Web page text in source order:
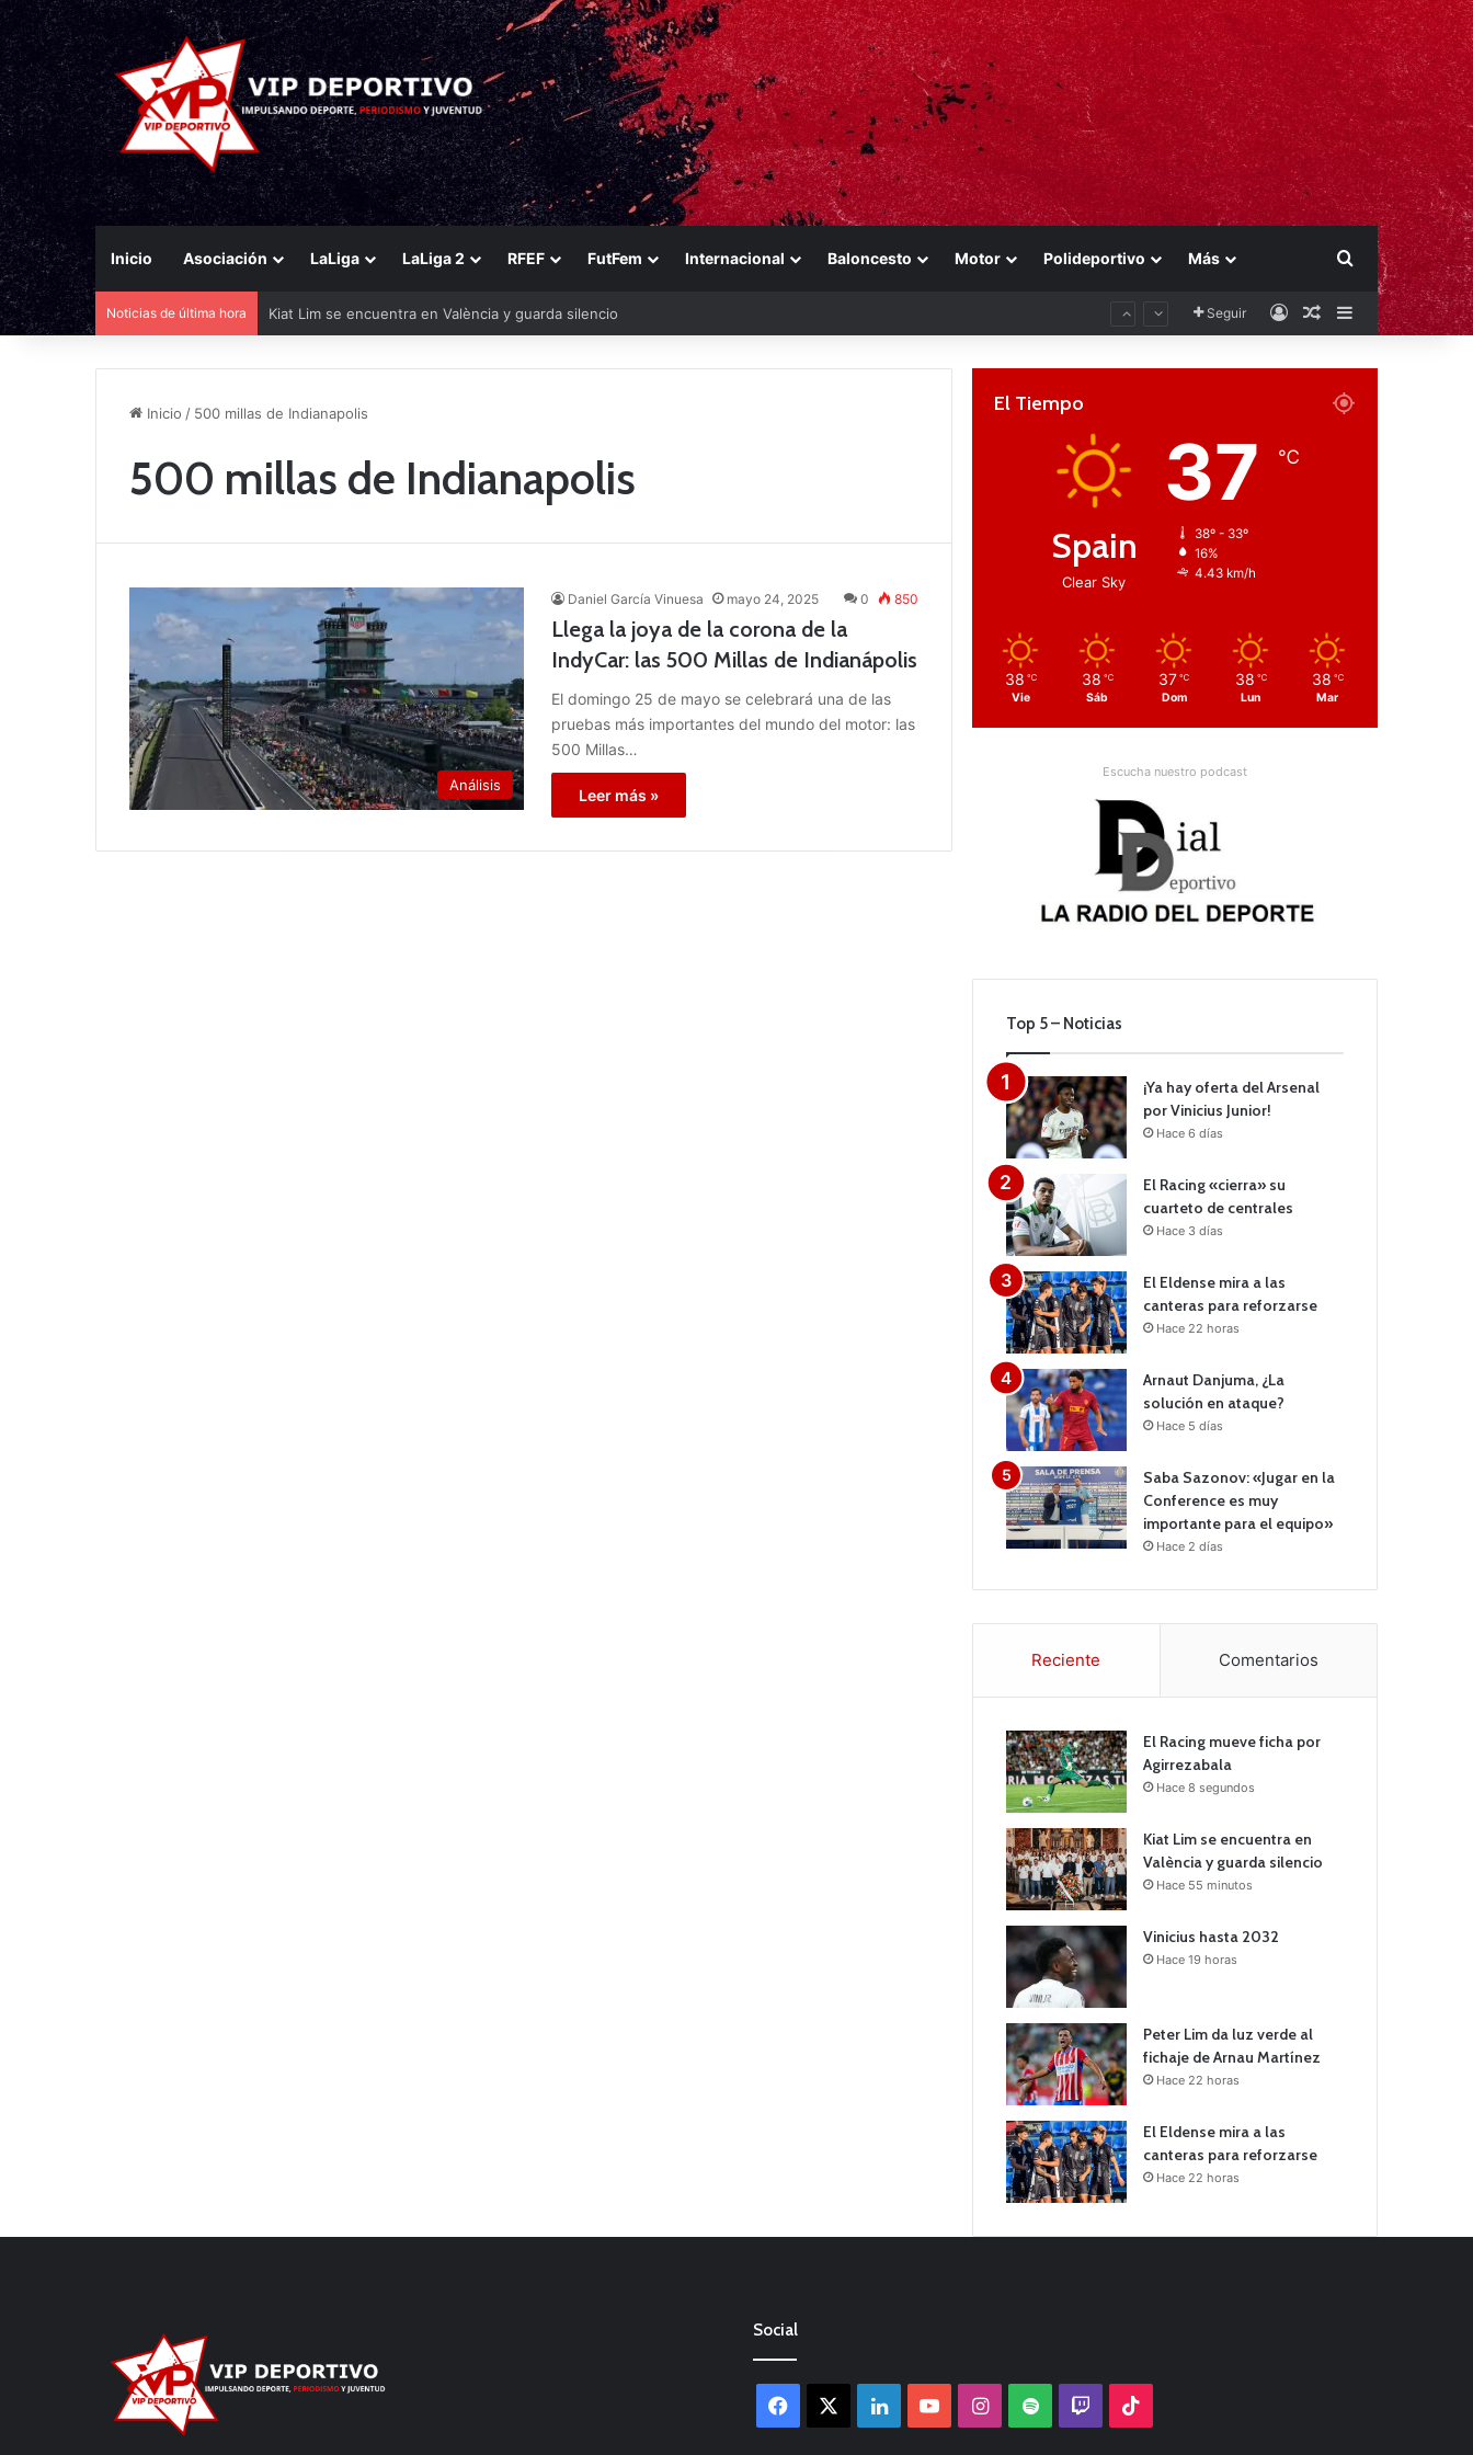
Inicio Asociación LaLiga LaLiga 2 RFEF FutFem Internacional Baloncesto Motor Polideportivo Más Buscar por
Noticias de última hora Kiat Lim se encuentra en València y guarda silencio Seguir AccesoPublicación al
Barra lateral
Inicio / 500 millas de Indianapolis
500 millas de Indianapolis
Análisis
Daniel García Vinuesa mayo 24, 2025 0 850
Llega la joya de la corona de la
IndyCar: las 500 Millas de Indianápolis
El domingo 25 de mayo se celebrará una de las
pruebas más importantes del mundo del motor: las
500 Millas…
Leer más »
El Tiempo
Spain
Clear Sky
37 ℃
38º - 33º
16%
4.43 km/h
38 ℃
Vie
38 ℃
Sáb
37 ℃
Dom
38 ℃
Lun
38 ℃
Mar
Escucha nuestro podcast
Top 5 – Noticias
¡Ya hay oferta del Arsenal
por Vinicius Junior!
Hace 6 días
El Racing «cierra» su
cuarteto de centrales
Hace 3 días
El Eldense mira a las
canteras para reforzarse
Hace 22 horas
Arnaut Danjuma, ¿La
solución en ataque?
Hace 5 días
Saba Sazonov: «Jugar en la
Conference es muy
importante para el equipo»
Hace 2 días
Reciente Comentarios
El Racing mueve ficha por
Agirrezabala
Hace 8 segundos
Kiat Lim se encuentra en
València y guarda silencio
Hace 55 minutos
Vinicius hasta 2032
Hace 19 horas
Peter Lim da luz verde al
fichaje de Arnau Martínez
Hace 22 horas
El Eldense mira a las
canteras para reforzarse
Hace 22 horas
Social
Facebook LinkedInYouTubeInstagram
Spotify Twitch